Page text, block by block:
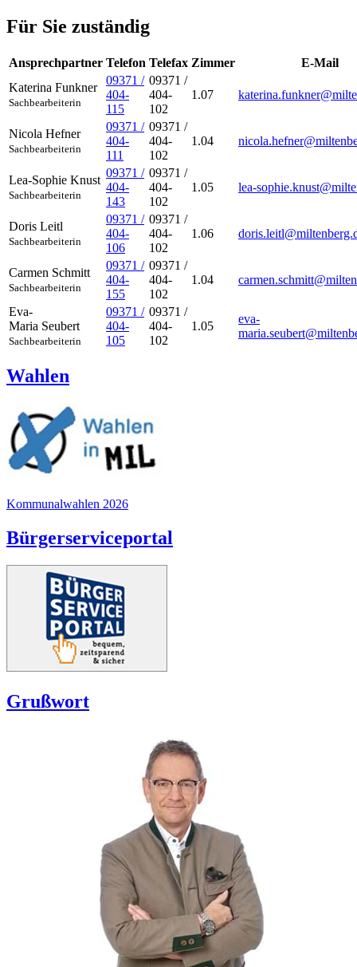
Für Sie zuständig
Ansprechpartner Telefon Telefax Zimmer
E-Mail
Katerina Funkner
Sachbearbeiterin
09371 /
404-
115
09371 /
404-
102
1.07
Nicola Hefner
Sachbearbeiterin
09371 /
404-
111
09371 /
404-
102
1.04
Lea-Sophie Knust
Sachbearbeiterin
09371 /
404-
143
09371 /
404-
102
1.05 lea-
Doris Leitl
Sachbearbeiterin
09371 /
404-
106
09371 /
404-
102
1.06
Carmen Schmitt
Sachbearbeiterin
09371 /
404-
155
09371 /
404-
102
1.04
Eva-
Maria Seubert
Sachbearbeiterin
09371 /
404-
105
09371 /
404-
102
1.05
eva-
Wahlen
Kommunalwahlen 2026
Bürgerserviceportal
Grußwort